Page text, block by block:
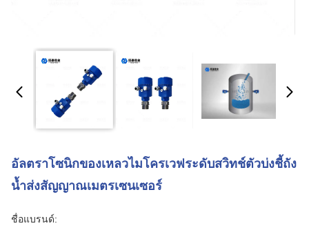
อัลตราโซนิกของเหลวไมโครเวฟระดับสวิทช์ตัวบ่งชี้ถัง
น้ำส่งสัญญาณเมตรเซนเซอร์
ชื่อแบรนด์: